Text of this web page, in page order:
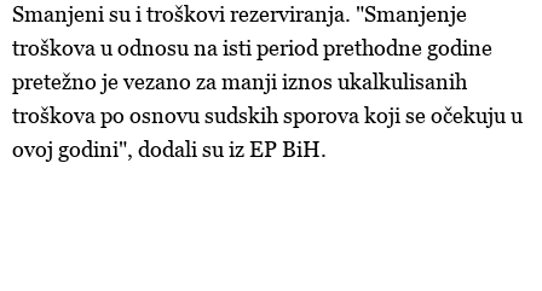
Smanjeni su i troškovi rezerviranja. "Smanjenje
troškova u odnosu na isti period prethodne godine
pretežno je vezano za manji iznos ukalkulisanih
troškova po osnovu sudskih sporova koji se očekuju u
ovoj godini", dodali su iz EP BiH.